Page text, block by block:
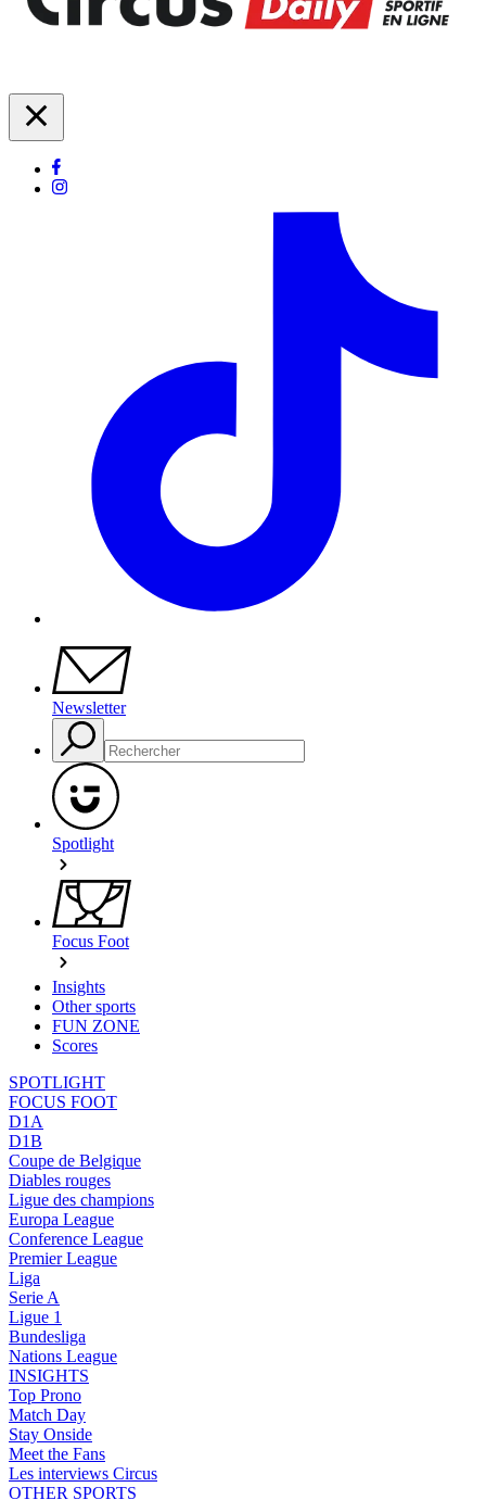
Newsletter
Spotlight
Focus Foot
Insights
Other sports
FUN ZONE
Scores
SPOTLIGHT
FOCUS FOOT
D1A
D1B
Coupe de Belgique
Diables rouges
Ligue des champions
Europa League
Conference League
Premier League
Liga
Serie A
Ligue 1
Bundesliga
Nations League
INSIGHTS
Top Prono
Match Day
Stay Onside
Meet the Fans
Les interviews Circus
OTHER SPORTS